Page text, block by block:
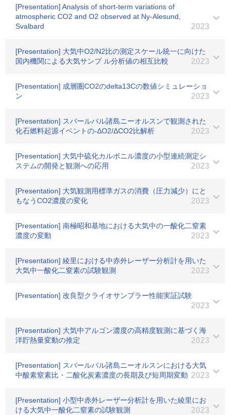
[Presentation] Analysis of short-term variations of
atmospheric CO2 and O2 observed at Ny-Alesund,
Svalbard
2023
[Presentation] 大気中O2/N2比の測定スケール統一に向けた
国内機関による大気サンプ ル分析値の相互比較
2023
[Presentation] 成層圏CO2のdelta13Cの数値シミュレーショ
ン
2023
[Presentation] スバールバル諸島ニーオルスンで観測された
化石燃料起源イベントの-ΔO2/ΔCO2比解析
2023
[Presentation] 大気中硫化カルボニル濃度の小型連続測定シ
ステムの開発と観測への応用
2023
[Presentation] 大気観測用標準ガスの消費（圧力減少）にと
もなうCO2濃度の変化
2023
[Presentation] 南極昭和基地における大気中の一酸化二窒素
濃度の変動
2023
[Presentation] 綾里における中赤外レーザー分析計を用いた
大気中一酸化二窒素の試験観測
2023
[Presentation] 改良型クライオサンプラー性能実証試験
2023
[Presentation] 大気中アルゴン濃度の高精度観測に基づく海
洋貯熱量変動の推定
2023
[Presentation] スバールバル諸島ニーオルスンにおける大気
中酸素窒素比・二酸化炭素濃度の長期及び短周期変動 2023
[Presentation] 小型中赤外レーザー分析計を用いた綾里にお
ける大気中一酸化二窒素の試験観測
2023